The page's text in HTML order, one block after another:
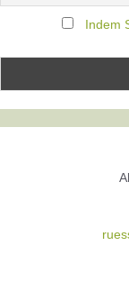
Indem